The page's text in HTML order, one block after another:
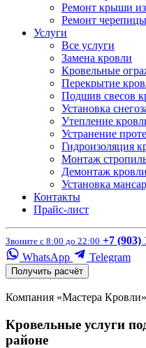
Ремонт крыши
Ремонт
Услуги
Все услуги
Замена кровли
Кровельные
Перекрытие
Подшив свесов
Установка
Утепление
Устранение
Гидроизоляция
Монтаж
Демонтаж кровли
Установка
Контакты
Прайс-лист
Звоните с 8:00 до 22:00 +7 (903)
WhatsApp
Telegram
Получить расчёт
Компания «Мастера Кровли»
Кровельные услуги
районе